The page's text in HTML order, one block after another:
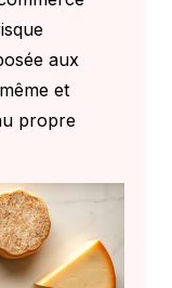
aux
et
propre